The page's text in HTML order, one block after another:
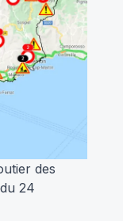
des
24